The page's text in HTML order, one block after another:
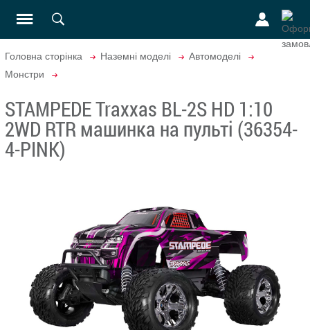
Головна сторінка Наземні моделі
Автомоделі
Монстри
STAMPEDE Traxxas BL-2S HD 1:10
2WD RTR машинка на пульті (36354-
4-PINK)